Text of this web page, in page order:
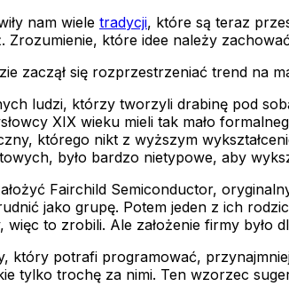
nam wiele tradycji, które są teraz
które idee należy
zaczął się rozprzestrzeniać trend na
ludzi, którzy tworzyli drabinę pod
XIX wieku mieli tak mało
którego nikt z wyższym
było bardzo nietypowe, aby
Fairchild Semiconductor,
jako grupę. Potem jeden z ich
to zrobili. Ale założenie firmy
potrafi programować,
tylko trochę za nimi. Ten wzorzec